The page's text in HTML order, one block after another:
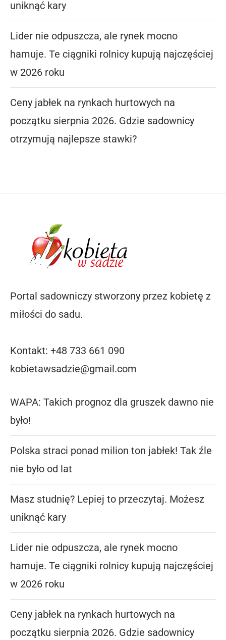
uniknąć kary
Lider nie odpuszcza, ale rynek mocno
hamuje. Te ciągniki rolnicy kupują najczęściej
w 2026 roku
Ceny jabłek na rynkach hurtowych na
początku sierpnia 2026. Gdzie sadownicy
otrzymują najlepsze stawki?
Portal sadowniczy stworzony przez kobietę z
miłości do sadu.
Kontakt: +48 733 661 090
kobietawsadzie@gmail.com
WAPA: Takich prognoz dla gruszek dawno nie
było!
Polska straci ponad milion ton jabłek! Tak źle
nie było od lat
Masz studnię? Lepiej to przeczytaj. Możesz
uniknąć kary
Lider nie odpuszcza, ale rynek mocno
hamuje. Te ciągniki rolnicy kupują najczęściej
w 2026 roku
Ceny jabłek na rynkach hurtowych na
początku sierpnia 2026. Gdzie sadownicy